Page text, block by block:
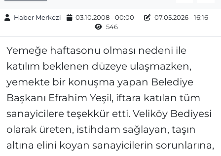
Haber Merkezi 03.10.2008 - 00:00
07.05.2026 - 16:16
546
Yemeğe haftasonu olması nedeni ile
katılım beklenen düzeye ulaşmazken,
yemekte bir konuşma yapan Belediye
Başkanı Efrahim Yeşil, iftara katılan tüm
sanayicilere teşekkür etti. Veliköy Bediyesi
olarak üreten, istihdam sağlayan, taşın
altına elini koyan sanayicilerin sorunlarına,
Topluluk Kuralları
Yayın İlkeleri